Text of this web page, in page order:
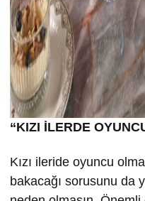
“KIZI İLERDE
Kızı ileride oyuncu
bakacağı sorusunu da